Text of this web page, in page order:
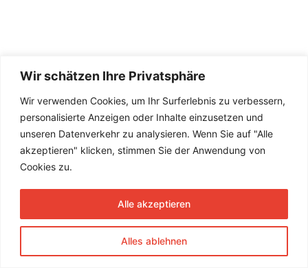
Wir schätzen Ihre Privatsphäre
Wir verwenden Cookies, um Ihr Surferlebnis zu verbessern,
personalisierte Anzeigen oder Inhalte einzusetzen und
unseren Datenverkehr zu analysieren. Wenn Sie auf "Alle
akzeptieren" klicken, stimmen Sie der Anwendung von
Cookies zu.
Alles ablehnen
Alle akzeptieren